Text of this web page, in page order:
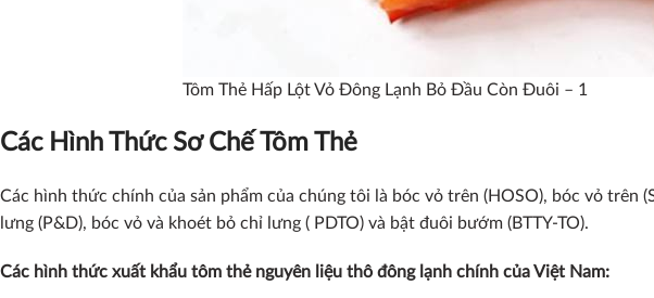
Tôm Thẻ Hấp Lột Vỏ Đông Lạnh Bỏ Đầu Còn Đuôi – 1
Các Hình Thức Sơ Chế Tôm Thẻ
Các hình thức chính của sản phẩm của chúng tôi là bóc vỏ trên (HOSO), bóc vỏ trên
lưng (P&D), bóc vỏ và khoét bỏ chỉ lưng ( PDTO) và bật đuôi bướm (BTTY-TO).
Các hình thức xuất khẩu tôm thẻ nguyên liệu thô đông lạnh chính của Việt Nam: